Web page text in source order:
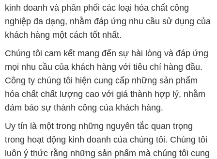
kinh doanh và phân phối các loại hóa chất công
nghiệp đa dạng, nhằm đáp ứng nhu cầu sử dụng của
khách hàng một cách tốt nhất.
Chúng tôi cam kết mang đến sự hài lòng và đáp ứng
mọi nhu cầu của khách hàng với tiêu chí hàng đầu.
Công ty chúng tôi hiện cung cấp những sản phẩm
hóa chất chất lượng cao với giá thành hợp lý, nhằm
đảm bảo sự thành công của khách hàng.
Uy tín là một trong những nguyên tắc quan trọng
trong hoạt động kinh doanh của chúng tôi. Chúng tôi
luôn ý thức rằng những sản phẩm mà chúng tôi cung